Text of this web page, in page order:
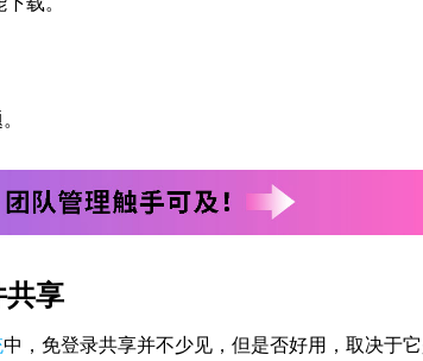
享
中，免登录共享并不少见，但是否好用，取决于